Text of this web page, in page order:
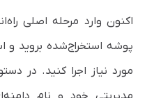
اکنون وارد مرحله اصلی
پوشه استخراج‌شده بروید و
مورد نیاز اجرا کنید. در